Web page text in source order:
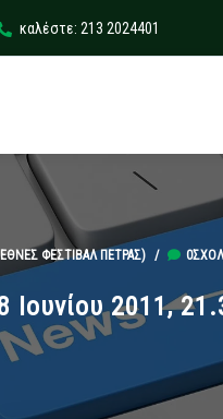
καλέστε: 213 2024401
ΦΕΣΤΙΒΆΛ ΠΈΤΡΑΣ)/
Ιουνίου 2011,